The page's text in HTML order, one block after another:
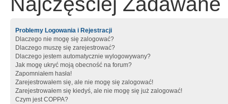
Problemy Logowania i Rejestracji
Dlaczego nie mogę się zalogować?
Dlaczego muszę się zarejestrować?
Dlaczego jestem automatycznie wylogowywany?
Jak mogę ukryć moją obecność na forum?
Zapomniałem hasła!
Zarejestrowałem się, ale nie mogę się zalogować!
Zarejestrowałem się kiedyś, ale nie mogę się już zalogować!
Czym jest COPPA?